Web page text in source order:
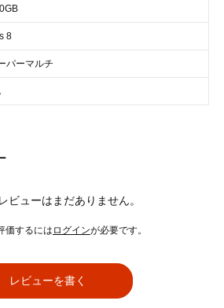
8
パーマルチ
ビューはまだありません。
価するには ログインが必要です。
レビューを書く